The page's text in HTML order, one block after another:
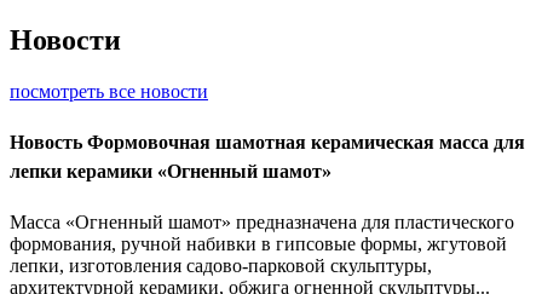
Новости
посмотреть все новости
Новость Формовочная шамотная керамическая масса для
лепки керамики «Огненный шамот»
Масса «Огненный шамот» предназначена для пластического
формования, ручной набивки в гипсовые формы, жгутовой
лепки, изготовления садово-парковой скульптуры,
архитектурной керамики, обжига огненной скульптуры...